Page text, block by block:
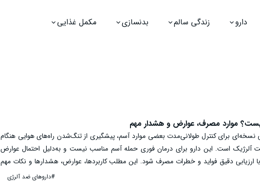
دارو زندگی سالم بدنسازی مکمل غذایی
موارد مصرف، عوارض و هشدار مهم
برای کنترل طولانی‌مدت بعضی موارد آسم، پیشگیری از تنگ‌شدن راه‌های هوایی هنگام
آلرژیک است. این دارو برای درمان فوری حمله آسم مناسب نیست و به‌دلیل احتمال عوارض
ارزیابی دقیق فواید و خطرات مصرف شود. این مطلب کاربردها، عوارض، هشدارها و نکات مهم
#داروهای ضد آلرژی